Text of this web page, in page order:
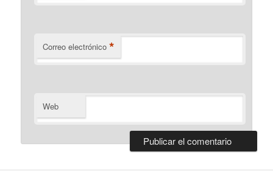
Correo electrónico *
Web